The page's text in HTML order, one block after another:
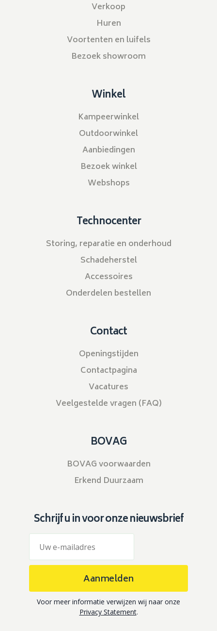
Verkoop
Huren
Voortenten en luifels
Bezoek showroom
Winkel
Kampeerwinkel
Outdoorwinkel
Aanbiedingen
Bezoek winkel
Webshops
Technocenter
Storing, reparatie en onderhoud
Schadeherstel
Accessoires
Onderdelen bestellen
Contact
Openingstijden
Contactpagina
Vacatures
Veelgestelde vragen (FAQ)
BOVAG
BOVAG voorwaarden
Erkend Duurzaam
Schrijf u in voor onze nieuwsbrief
Aanmelden
Voor meer informatie verwijzen wij naar onze
Privacy Statement.